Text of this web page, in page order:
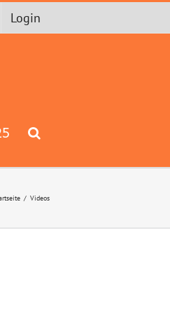
Login
Videos